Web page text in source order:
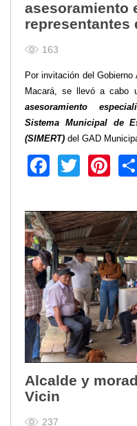
asesoramiento
representantes
163
Por invitación del
Macará, se llevó a cabo
asesoramiento
Sistema Municipal de
(SIMERT) del GAD
Alcalde y
Vicin
237